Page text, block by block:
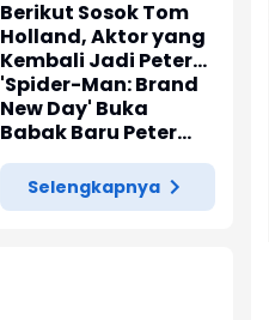
Pemeran Utama Film
Siti Si Vampir
Berikut Sosok Tom
Holland, Aktor yang
Kembali Jadi Peter
Parker di 'Spider-
Man: Brand New Day'
'Spider-Man: Brand
New Day' Buka
Babak Baru Peter
Parker di Marvel
Cinematic Universe
Selengkapnya